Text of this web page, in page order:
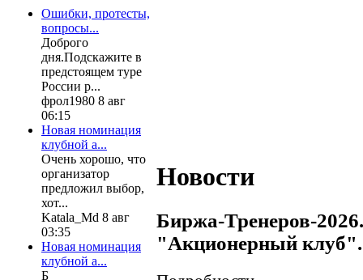
Ошибки, протесты,
вопросы...
Доброго
дня.Подскажите в
предстоящем туре
России р...
фрол1980 8 авг
06:15
Новая номинация
клубной а...
Очень хорошо, что
организатор
предложил выбор,
хот...
Katala_Md 8 авг
03:35
Новая номинация
клубной а...
Б
Новости
Биржа-Тренеров-2026.
"Акционерный клуб".